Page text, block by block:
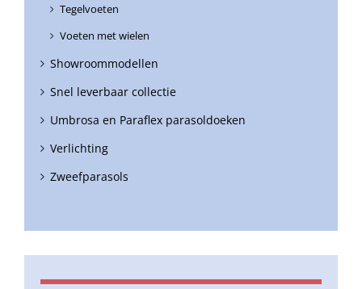
Tegelvoeten
Voeten met wielen
Showroommodellen
Snel leverbaar collectie
Umbrosa en Paraflex parasoldoeken
Verlichting
Zweefparasols